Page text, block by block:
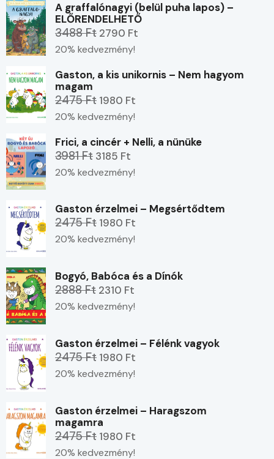
A graffalónagyi (belül puha lapos) –
ELŐRENDELHETŐ
3488 Ft 2790 Ft
20% kedvezmény!
Gaston, a kis unikornis – Nem hagyom
magam
2475 Ft 1980 Ft
20% kedvezmény!
Frici, a cincér + Nelli, a nünüke
3981 Ft 3185 Ft
20% kedvezmény!
Gaston érzelmei – Megsértődtem
2475 Ft 1980 Ft
20% kedvezmény!
Bogyó, Babóca és a Dínók
2888 Ft 2310 Ft
20% kedvezmény!
Gaston érzelmei – Félénk vagyok
2475 Ft 1980 Ft
20% kedvezmény!
Gaston érzelmei – Haragszom
magamra
2475 Ft 1980 Ft
20% kedvezmény!